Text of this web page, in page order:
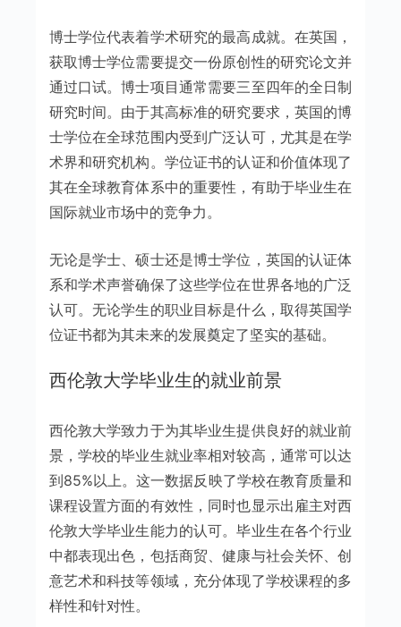
博士学位代表着学术研究的最高成就。在英国，
获取博士学位需要提交一份原创性的研究论文并
通过口试。博士项目通常需要三至四年的全日制
研究时间。由于其高标准的研究要求，英国的博
士学位在全球范围内受到广泛认可，尤其是在学
术界和研究机构。学位证书的认证和价值体现了
其在全球教育体系中的重要性，有助于毕业生在
国际就业市场中的竞争力。
无论是学士、硕士还是博士学位，英国的认证体
系和学术声誉确保了这些学位在世界各地的广泛
认可。无论学生的职业目标是什么，取得英国学
位证书都为其未来的发展奠定了坚实的基础。
西伦敦大学毕业生的就业前景
西伦敦大学致力于为其毕业生提供良好的就业前
景，学校的毕业生就业率相对较高，通常可以达
到85%以上。这一数据反映了学校在教育质量和
课程设置方面的有效性，同时也显示出雇主对西
伦敦大学毕业生能力的认可。毕业生在各个行业
中都表现出色，包括商贸、健康与社会关怀、创
意艺术和科技等领域，充分体现了学校课程的多
样性和针对性。